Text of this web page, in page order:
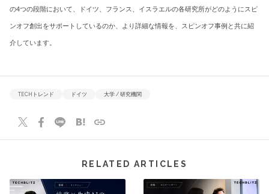
の4つの段階において、ドイツ、フランス、イスラエルの各研究所がどのようにスピ
ンオフ創出をサポートしているのか、より詳細な情報を、スピンオフ事例と共に紹
介しています。
TECHトレンド ドイツ 大学 / 研究機関
RELATED ARTICLES